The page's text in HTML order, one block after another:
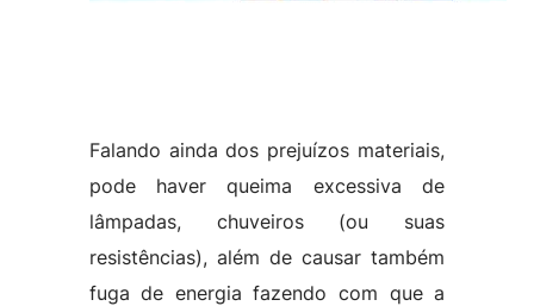
Falando ainda dos prejuízos materiais,
pode haver queima excessiva de
lâmpadas, chuveiros (ou suas
resistências), além de causar também
fuga de energia fazendo com que a